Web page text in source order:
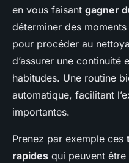
en vous faisant gagner
déterminer des
pour procéder au
d’assurer une continuité
habitudes. Une routine
automatique, facilitant
importantes.
Prenez par exemple ces
rapides qui peuvent